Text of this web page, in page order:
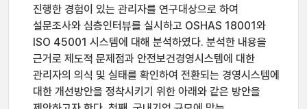
진행한 경험이 있는 관리자를 연구대상으로 하여
설문조사와 심층인터뷰를 실시하고 OSHAS 18001와
ISO 45001 시스템에 대해 분석하였다. 분석한 내용을
근거로 제도적 문제점과 안전보건경영시스템에 대한
관리자의 의식 및 실태를 확인하여 전환되는 경영시스템에
대한 개선방안을 정착시키기 위한 아래와 같은 방안을